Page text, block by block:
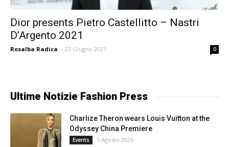
Dior presents Pietro Castellitto – Nastri
D’Argento 2021
Rosalba Radica - 23 Giugno 2021 0
Ultime Notizie Fashion Press
Charlize Theron wears Louis Vuitton at the
Odyssey China Premiere
Events 5 Agosto 2026